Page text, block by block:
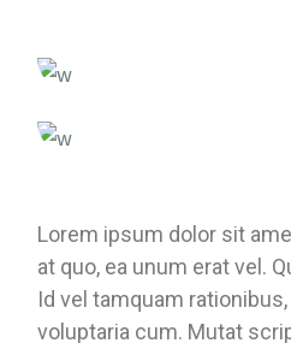
Lorem ipsum dolor sit
at quo, ea unum erat vel.
Id vel tamquam
voluptaria cum. Mutat